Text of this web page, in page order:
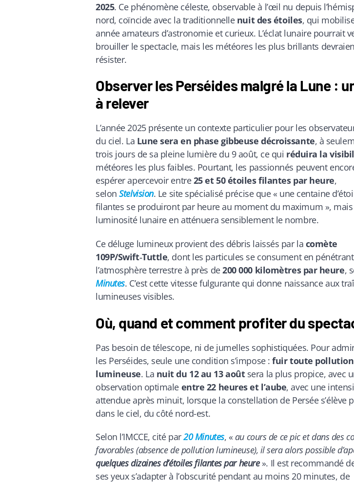
2025. Ce phénomène céleste, observable à l’œil nu depuis
nord, coïncide avec la traditionnelle nuit des étoiles, qui
année amateurs d’astronomie et curieux. L’éclat lunaire pourrait
brouiller le spectacle, mais les météores les plus brillants
résister.
Observer les Perséides malgré la Lune :
à relever
L’année 2025 présente un contexte particulier pour les
du ciel. La Lune sera en phase gibbeuse décroissante, à
trois jours de sa pleine lumière du 9 août, ce qui réduira la
météores les plus faibles. Pourtant, les passionnés peuvent
espérer apercevoir entre25 et 50 étoiles filantes par heure,
selonStelvision. Le site spécialisé précise que « une centaine
filantes se produiront par heure au moment du maximum »,
luminosité lunaire en atténuera sensiblement le nombre.
Ce déluge lumineux provient des débris laissés par la comète
109P/Swift‑Tuttle, dont les particules se consument en pénétrant
l’atmosphère terrestre à près de200 000 kilomètres par heure,
Minutes. C’est cette vitesse fulgurante qui donne naissance aux
lumineuses visibles.
Où, quand et comment profiter du
Pas besoin de télescope, ni de jumelles sophistiquées. Pour
les Perséides, seule une condition s’impose :fuir toute pollution
lumineuse. La nuit du 12 au 13 aoûtsera la plus propice, avec
observation optimale entre 22 heures et l’aube, avec une
attendue après minuit, lorsque la constellation de Persée s’élève
dans le ciel, du côté nord-est.
Selon l’IMCCE, cité par20 Minutes, « au cours de ce pic et dans des
favorables (absence de pollution lumineuse), il sera alors possible
quelques dizaines d’étoiles filantes par heure». Il est recommandé
ses yeux s’adapter à l’obscurité pendant au moins 20 minutes, de